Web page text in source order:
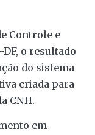
Controle e
o resultado
do sistema
criada para
CNH.
em